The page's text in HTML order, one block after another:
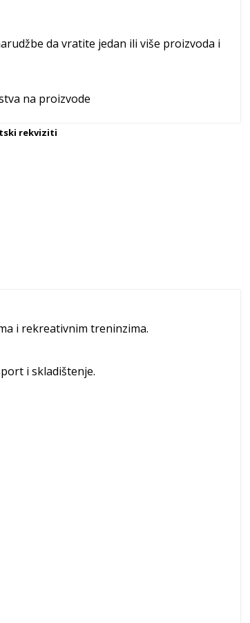
da vratite jedan ili više proizvoda i
na proizvode
rekviziti
i rekreativnim treninzima.
i skladištenje.